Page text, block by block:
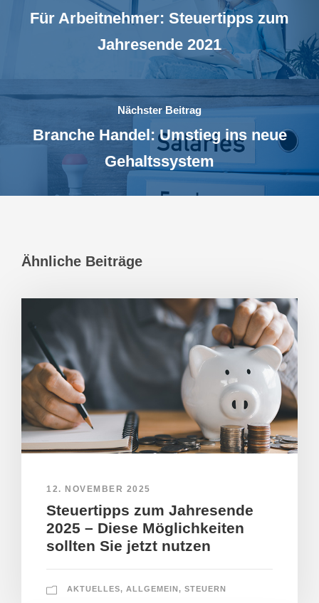
Für Arbeitnehmer: Steuertipps zum
Jahresende 2021
Nächster Beitrag
Branche Handel: Umstieg ins neue
Gehaltssystem
Ähnliche Beiträge
12. NOVEMBER 2025
Steuertipps zum Jahresende
2025 – Diese Möglichkeiten
sollten Sie jetzt nutzen
AKTUELLES, ALLGEMEIN, STEUERN